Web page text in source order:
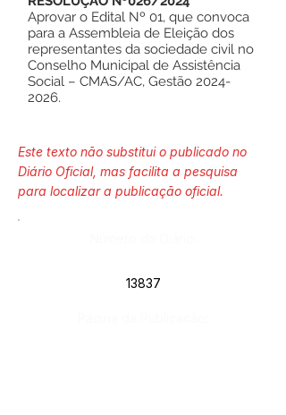
Aprovar o Edital Nº 01, que convoca
para a Assembleia de Eleição dos
representantes da sociedade civil no
Conselho Municipal de Assistência
Social – CMAS/AC, Gestão 2024-
2026.
Este texto não substitui o publicado no
Diário Oficial, mas facilita a pesquisa
para localizar a publicação oficial.
13837